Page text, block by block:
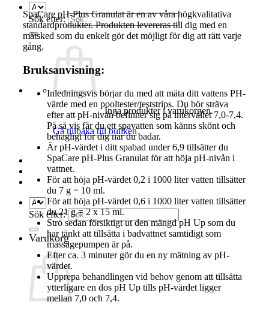
Sök efter:
Inga produkter i varukorgen.
Gå tillbaka till butiken
Sök efter:
Varukorg
SpaCare pH-Plus Granulat är en av våra högkvalitativa
standardprodukter. Produkten levereras till dig med en
mätsked som du enkelt gör det möjligt för dig att rätt varje
gång.
Bruksanvisning:
Inledningsvis börjar du med att mäta ditt vattens PH-
värde med en pooltester/teststrips. Du bör sträva
efter att pH-nivån befinner sig på intervallet 7,0-7,4.
På så vis får du ett spavatten som känns skönt och
behagligt för dig när du badar.
Är pH-värdet i ditt spabad under 6,9 tillsätter du
SpaCare pH-Plus Granulat för att höja pH-nivån i
vattnet.
För att höja pH-värdet 0,2 i 1000 liter vatten tillsätter
du 7 g = 10 ml.
För att höja pH-värdet 0,6 i 1000 liter vatten tillsätter
du 21 g = 2 x 15 ml.
Strö sedan försiktigt ut den mängd pH Up som du
har tänkt att tillsätta i badvattnet samtidigt som
massagepumpen är på.
Efter ca. 3 minuter gör du en ny mätning av pH-
värdet.
Upprepa behandlingen vid behov genom att tillsätta
ytterligare en dos pH Up tills pH-värdet ligger
mellan 7,0 och 7,4.